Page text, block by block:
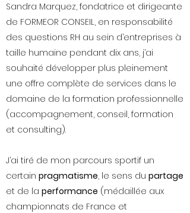
Sandra Marquez, fondatrice et dirigeante
de FORMEOR CONSEIL, en responsabilité
des questions RH au sein d’entreprises à
taille humaine pendant dix ans, j’ai
souhaité développer plus pleinement
une offre complète de services dans le
domaine de la formation professionnelle
(accompagnement, conseil, formation
et consulting).
J’ai tiré de mon parcours sportif un
certain pragmatisme, le sens du partage
et de la performance (médaillée aux
championnats de France et